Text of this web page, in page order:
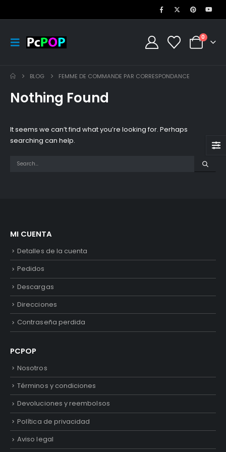
0
BLOG FEMME DE COMMANDE PAR CORRESPONDANCE
Nothing Found
It seems we can’t find what you’re looking for. Perhaps
searching can help.
MI CUENTA
Detalles de la cuenta
Pedidos
Descargas
Direcciones
Contraseña perdida
PCPOP
Nosotros
Términos y condiciones
Devoluciones y reembolsos
Política de privacidad
Aviso legal